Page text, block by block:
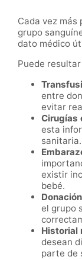
Cada vez más
grupo
dato médico
Puede
entre
evitar
Cirugías
esta
sanitaria.
existir
bebé.
el grupo
Historial
desean
parte de